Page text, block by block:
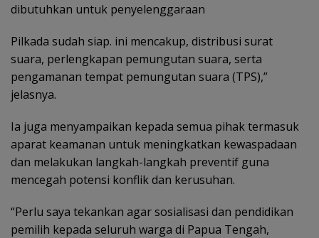
dibutuhkan untuk penyelenggaraan
Pilkada sudah siap. ini mencakup, distribusi surat
suara, perlengkapan pemungutan suara, serta
pengamanan tempat pemungutan suara (TPS),”
jelasnya.
Ia juga menyampaikan kepada semua pihak termasuk
aparat keamanan untuk meningkatkan kewaspadaan
dan melakukan langkah-langkah preventif guna
mencegah potensi konflik dan kerusuhan.
“Perlu saya tekankan agar sosialisasi dan pendidikan
pemilih kepada seluruh warga di Papua Tengah,